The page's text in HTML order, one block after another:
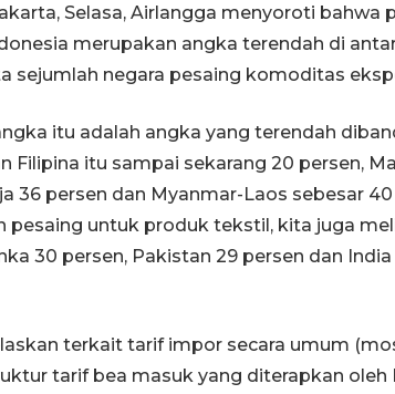
Selasa, Airlangga menyoroti bahwa
merupakan angka terendah di
sejumlah negara pesaing komoditas
itu adalah angka yang terendah
Filipina itu sampai sekarang 20 persen,
36 persen dan Myanmar-Laos sebesar
pesaing untuk produk tekstil, kita juga
30 persen, Pakistan 29 persen dan India
terkait tarif impor secara umum
tarif bea masuk yang diterapkan oleh